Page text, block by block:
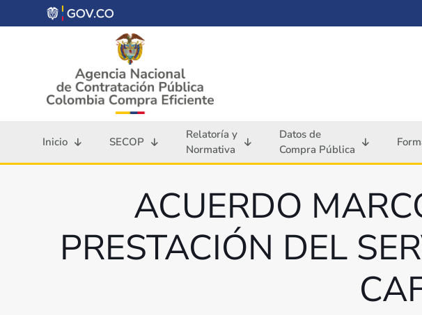
Inicio SECOP
Relatoría y
Normativa
Datos de
Compra Pública
ACUERDO
PRESTACIÓN DEL